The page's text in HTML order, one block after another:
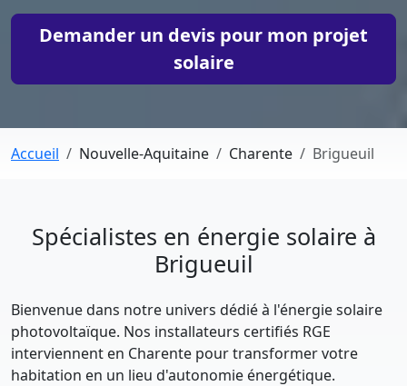
Demander un devis pour mon projet
solaire
Accueil Nouvelle-Aquitaine Charente Brigueuil
Spécialistes en énergie solaire à
Brigueuil
Bienvenue dans notre univers dédié à l'énergie solaire
photovoltaïque. Nos installateurs certifiés RGE
interviennent en Charente pour transformer votre
habitation en un lieu d'autonomie énergétique.